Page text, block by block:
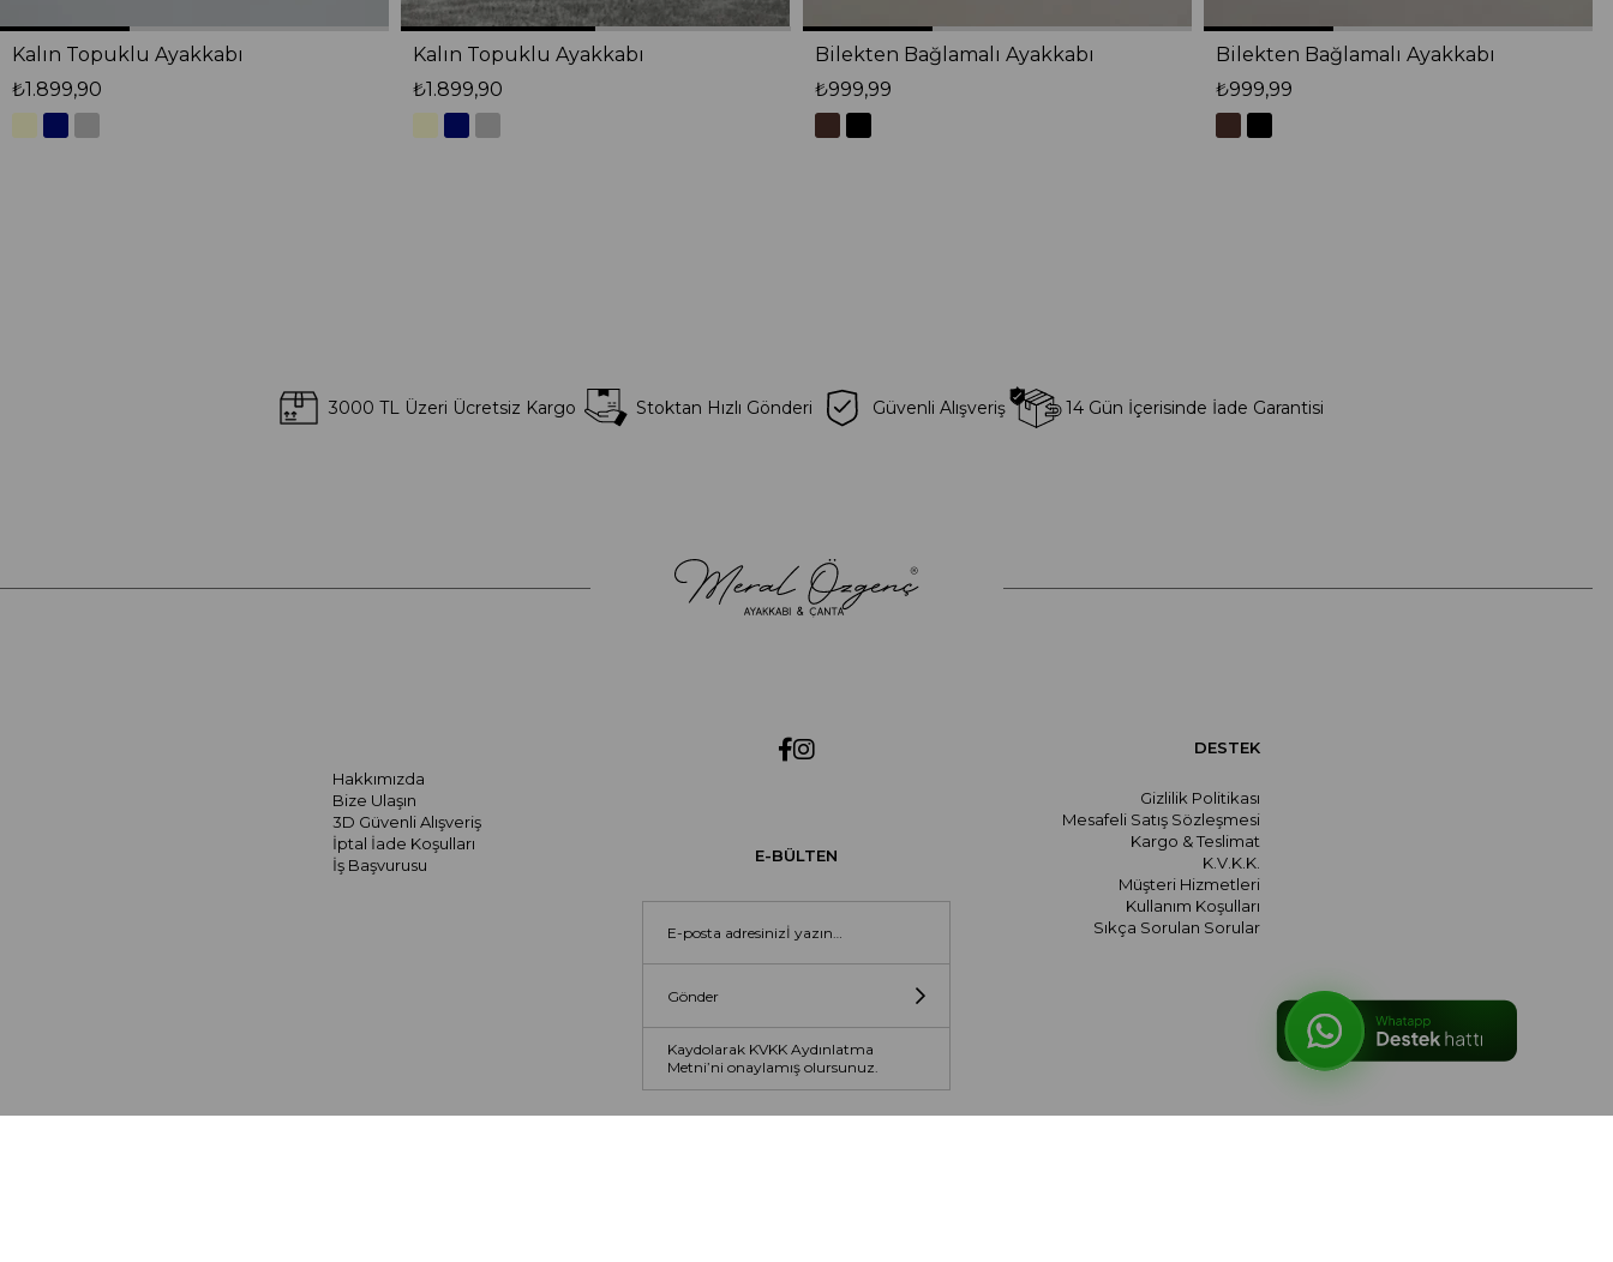
Kalın Topuklu Ayakkabı
₺1.899,90
Kalın Topuklu Ayakkabı
₺1.899,90
Bilekten Bağlamalı Ayakkabı
₺999,99
Bilekten Bağlamalı Ayakkabı
₺999,99
3000 TL Üzeri Ücretsiz Kargo Stoktan Hızlı Gönderi Güvenli Alışveriş 14 Gün İçerisinde İade Garantisi
Hakkımızda
Bize Ulaşın
3D Güvenli Alışveriş
İptal İade Koşulları
İş Başvurusu
E-BÜLTEN
Gönder
Kaydolarak KVKK Aydınlatma
Metni’ni onaylamış olursunuz.
DESTEK
Gizlilik Politikası
Mesafeli Satış Sözleşmesi
Kargo & Teslimat
K.V.K.K.
Müşteri Hizmetleri
Kullanım Koşulları
Sıkça Sorulan Sorular